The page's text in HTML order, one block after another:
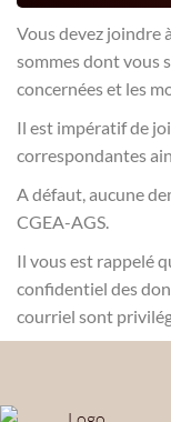
Vous devez joindre
sommes dont vous
concernées et les
Il est impératif de
correspondantes
A défaut, aucune
CGEA-AGS.
Il vous est rappelé
confidentiel des
courriel sont